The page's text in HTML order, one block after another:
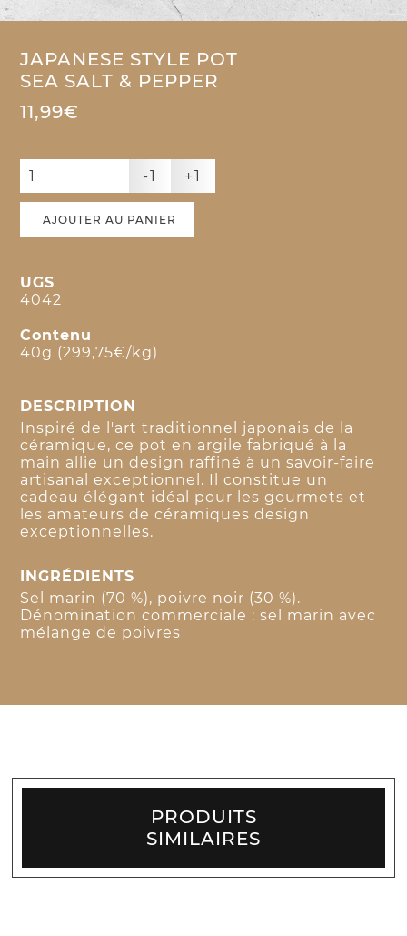
JAPANESE STYLE POT
SEA SALT & PEPPER
11,99€
-1 +1
AJOUTER AU PANIER
UGS
4042
Contenu
40g (299,75€/kg)
DESCRIPTION
Inspiré de l'art traditionnel japonais de la
céramique, ce pot en argile fabriqué à la
main allie un design raffiné à un savoir-faire
artisanal exceptionnel. Il constitue un
cadeau élégant idéal pour les gourmets et
les amateurs de céramiques design
exceptionnelles.
INGRÉDIENTS
Sel marin (70 %), poivre noir (30 %).
Dénomination commerciale : sel marin avec
mélange de poivres
PRODUITS
SIMILAIRES